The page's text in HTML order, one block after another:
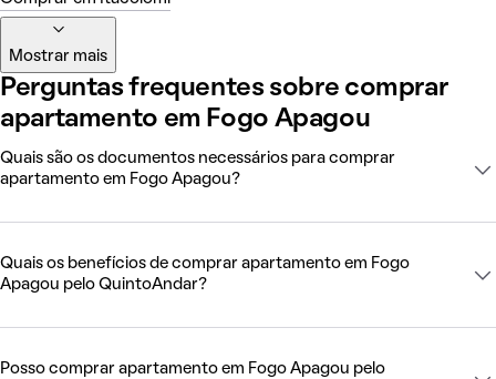
Mostrar mais
Perguntas frequentes sobre comprar
apartamento em Fogo Apagou
Quais são os documentos necessários para comprar
apartamento em Fogo Apagou?
Quais os benefícios de comprar apartamento em Fogo
Apagou pelo QuintoAndar?
Posso comprar apartamento em Fogo Apagou pelo